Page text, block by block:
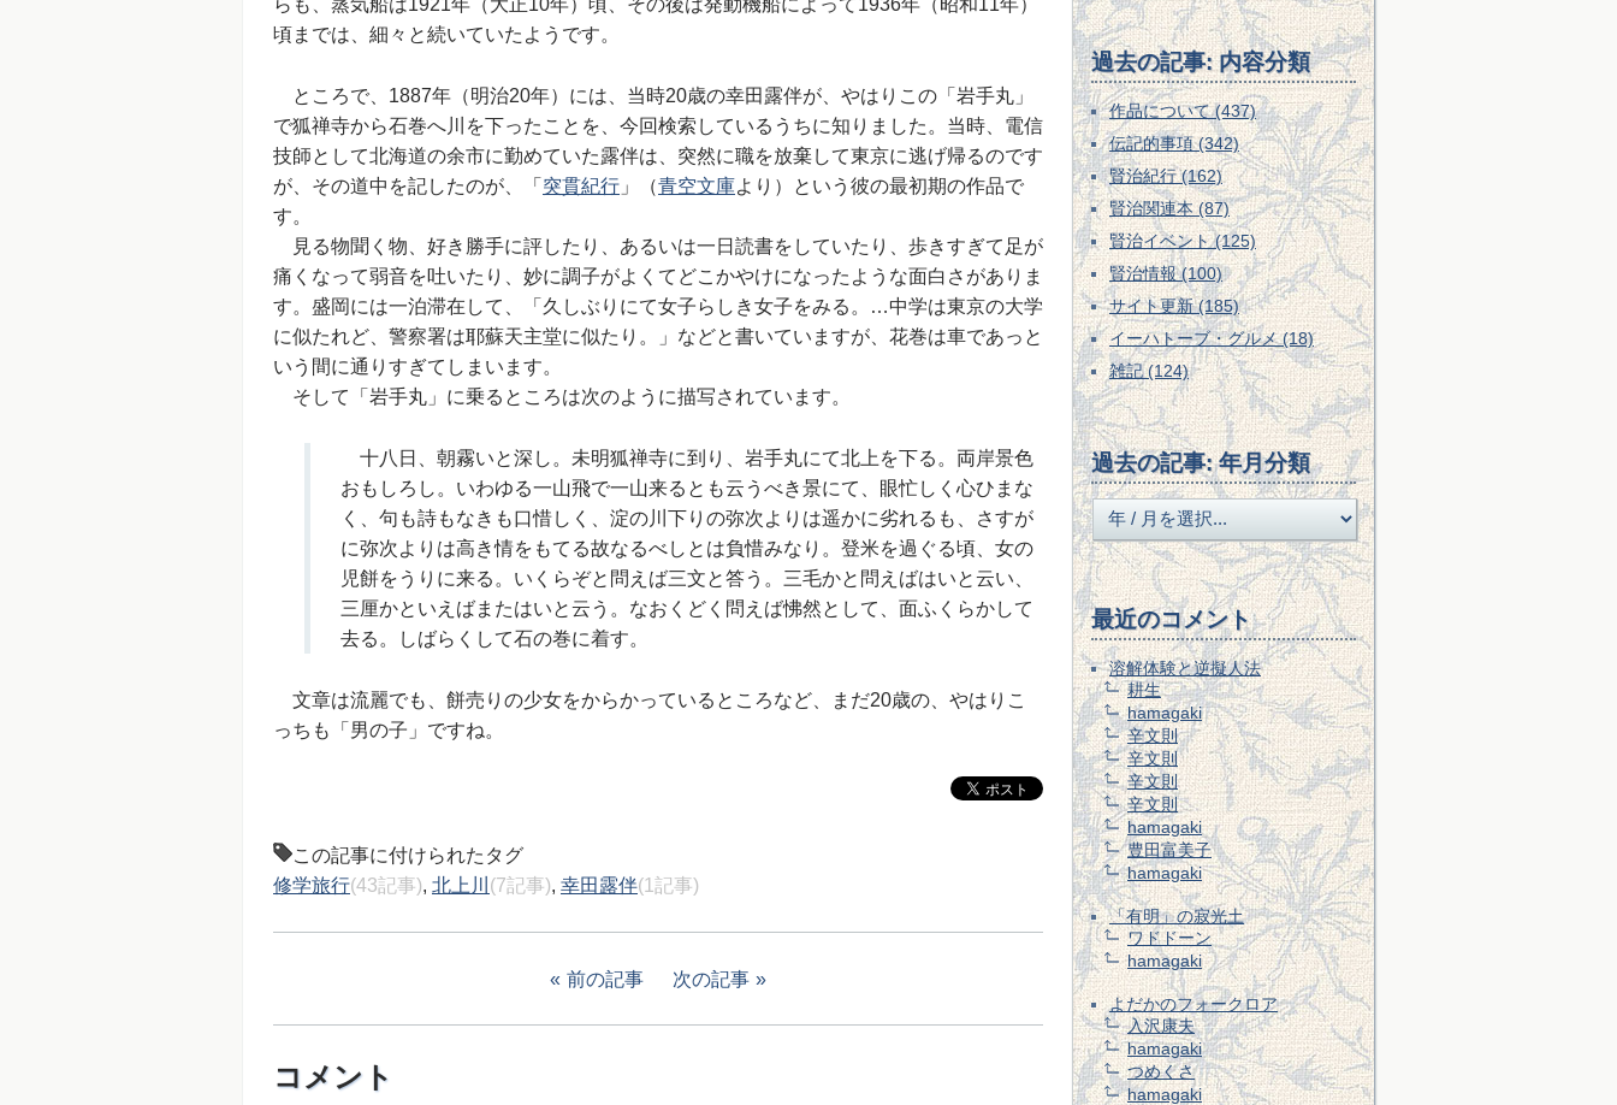
らも、蒸気船は1921年（大正10年）頃、その後は発動機船によって1936年（昭和11年）
頃までは、細々と続いていたようです。
ところで、1887年（明治20年）には、当時20歳の幸田露伴が、やはりこの「岩手丸」
で狐禅寺から石巻へ川を下ったことを、今回検索しているうちに知りました。当時、電信
技師として北海道の余市に勤めていた露伴は、突然に職を放棄して東京に逃げ帰るのです
が、その道中を記したのが、「 突貫紀行 」（青空文庫より）という彼の最初期の作品で
す。
見る物聞く物、好き勝手に評したり、あるいは一日読書をしていたり、歩きすぎて足が
痛くなって弱音を吐いたり、妙に調子がよくてどこかやけになったような面白さがありま
す。盛岡には一泊滞在して、「久しぶりにて女子らしき女子をみる。…中学は東京の大学
に似たれど、警察署は耶蘇天主堂に似たり。」などと書いていますが、花巻は車であっと
いう間に通りすぎてしまいます。
そして「岩手丸」に乗るところは次のように描写されています。
十八日、朝霧いと深し。未明狐禅寺に到り、岩手丸にて北上を下る。両岸景色
おもしろし。いわゆる一山飛で一山来るとも云うべき景にて、眼忙しく心ひまな
く、句も詩もなきも口惜しく、淀の川下りの弥次よりは遥かに劣れるも、さすが
に弥次よりは高き情をもてる故なるべしとは負惜みなり。登米を過ぐる頃、女の
児餅をうりに来る。いくらぞと問えば三文と答う。三毛かと問えばはいと云い、
三厘かといえばまたはいと云う。なおくどく問えば怫然として、面ふくらかして
去る。しばらくして石の巻に着す。
文章は流麗でも、餅売りの少女をからかっているところなど、まだ20歳の、やはりこ
っちも「男の子」ですね。
この記事に付けられたタグ
修学旅行(43記事), 北上川 (7記事), 幸田露伴(1記事)
前の記事 次の記事
コメント
過去の記事: 内容分類
作品について (437)
伝記的事項 (342)
賢治紀行 (162)
賢治関連本 (87)
賢治イベント (125)
賢治情報 (100)
サイト更新 (185)
イーハトーブ・グルメ (18)
雑記 (124)
過去の記事: 年月分類
最近のコメント
溶解体験と逆擬人法
耕生
hamagaki
辛文則
辛文則
辛文則
辛文則
hamagaki
豊田富美子
hamagaki
「有明」の寂光土
ワドドーン
hamagaki
よだかのフォークロア
入沢康夫
hamagaki
つめくさ
hamagaki